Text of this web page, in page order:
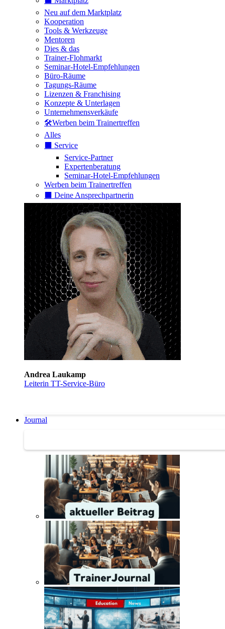
Neu auf dem Marktplatz
Kooperation
Tools & Werkzeuge
Mentoren
Dies & das
Trainer-Flohmarkt
Seminar-Hotel-Empfehlungen
Büro-Räume
Tagungs-Räume
Lizenzen & Franchising
Konzepte & Unterlagen
Unternehmensverkäufe
🛠️Werben beim Trainertreffen
Alles
⬛️ Service
Service-Partner
Expertenberatung
Seminar-Hotel-Empfehlungen
Werben beim Trainertreffen
⬛️ Deine Ansprechpartnerin
Andrea Laukamp
Leiterin TT-Service-Büro
Journal